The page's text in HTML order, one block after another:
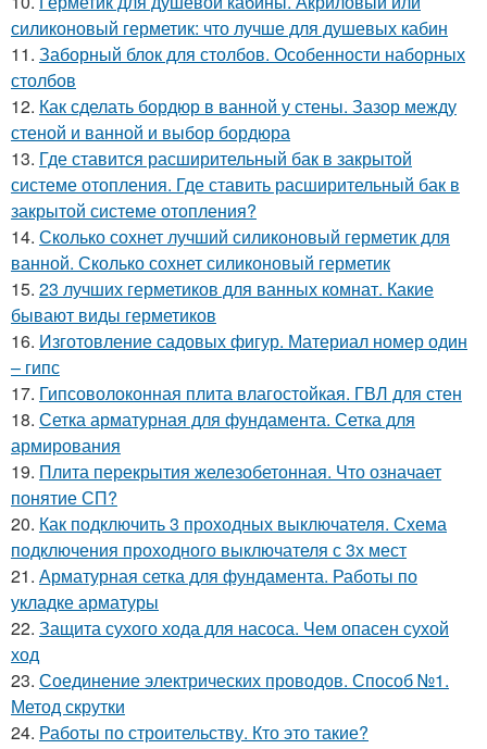
силиконовый герметик: что лучше для душевых кабин
11. Заборный блок для столбов. Особенности наборных
столбов
12. Как сделать бордюр в ванной у стены. Зазор между
стеной и ванной и выбор бордюра
13. Где ставится расширительный бак в закрытой
системе отопления. Где ставить расширительный бак в
закрытой системе отопления?
14. Сколько сохнет лучший силиконовый герметик для
ванной. Сколько сохнет силиконовый герметик
15. 23 лучших герметиков для ванных комнат. Какие
бывают виды герметиков
16. Изготовление садовых фигур. Материал номер один
– гипс
17. Гипсоволоконная плита влагостойкая. ГВЛ для стен
18. Сетка арматурная для фундамента. Сетка для
армирования
19. Плита перекрытия железобетонная. Что означает
понятие СП?
20. Как подключить 3 проходных выключателя. Схема
подключения проходного выключателя с 3х мест
21. Арматурная сетка для фундамента. Работы по
укладке арматуры
22. Защита сухого хода для насоса. Чем опасен сухой
ход
23. Соединение электрических проводов. Способ №1.
Метод скрутки
24. Работы по строительству. Кто это такие?